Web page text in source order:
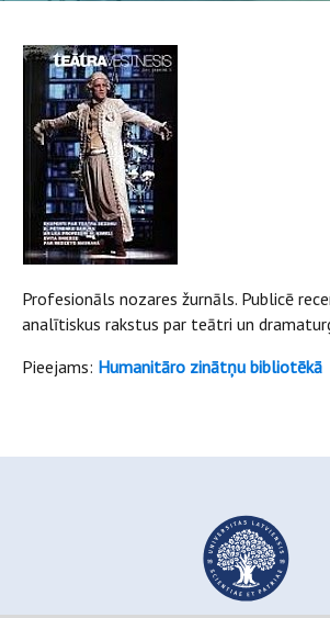
Profesionāls nozares žurnāls. Publicē
analītiskus rakstus par teātri un
Pieejams: Humanitāro zinātņu bibliotēkā